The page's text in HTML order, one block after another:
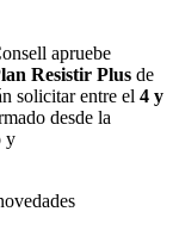
apruebe
Resistir Plus de
solicitar entre el 4 y
desde la
y